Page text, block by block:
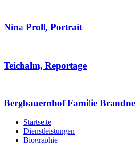
Nina Proll, Portrait
Teichalm, Reportage
Bergbauernhof Familie
Startseite
Dienstleistungen
Biographie